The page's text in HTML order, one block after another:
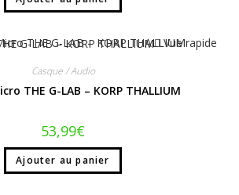
Vue rapide
Casque / Audio
THE G-LAB – KORP THALLIUM
53,99€
Ajouter au panier